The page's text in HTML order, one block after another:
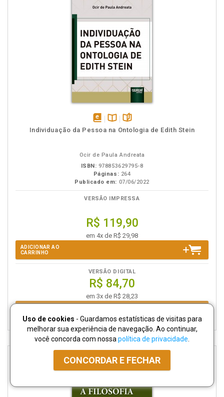
disponívelDisponível
páginas
Individuação da Pessoa na Ontologia de Edith Stein
Ocir de Paula Andreata
ISBN: 978853629795-8
Páginas: 264
Publicado em: 07/06/2022
VERSÃO IMPRESSA
R$ 119,90
em 4x de R$ 29,98
ADICIONAR AO
CARRINHO
VERSÃO DIGITAL
R$ 84,70
em 3x de R$ 28,23
Uso de cookies - Guardamos estatísticas de visitas para
melhorar sua experiência de navegação. Ao continuar,
você concorda com nossa política de privacidade
CONCORDAR E FECHAR